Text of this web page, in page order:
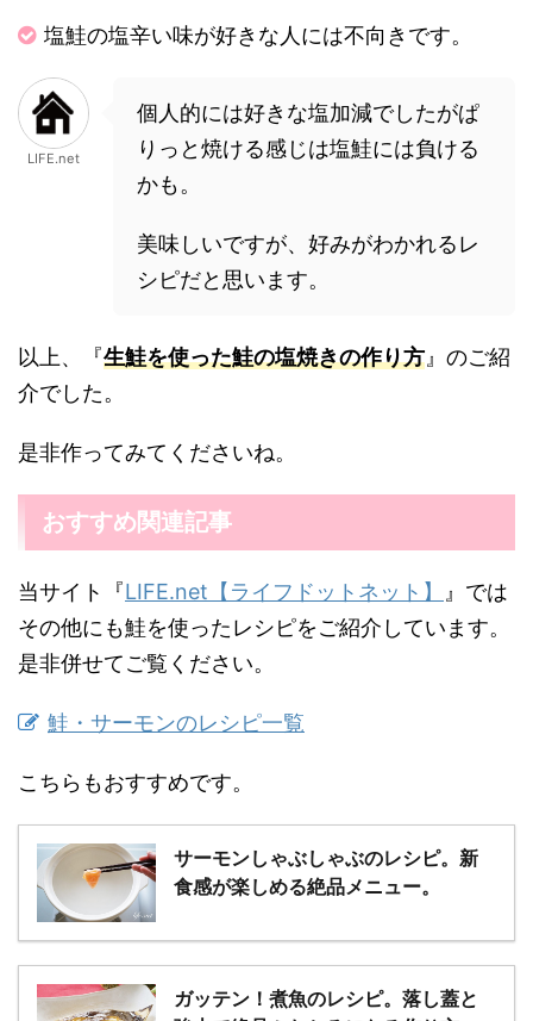
塩鮭の塩辛い味が好きな人には不向きです。
LIFE.net
個人的には好きな塩加減でしたがぱ
りっと焼ける感じは塩鮭には負ける
かも。
美味しいですが、好みがわかれるレ
シピだと思います。
以上、『生鮭を使った鮭の塩焼きの作り方 』のご紹
介でした。
是非作ってみてくださいね。
おすすめ関連記事
当サイト『LIFE.net【ライフドットネット】
』では
その他にも鮭を使ったレシピをご紹介しています。
是非併せてご覧ください。
鮭・サーモンのレシピ一覧
こちらもおすすめです。
サーモンしゃぶしゃぶのレシピ。新
食感が楽しめる絶品メニュー。
ガッテン！煮魚のレシピ。落し蓋と